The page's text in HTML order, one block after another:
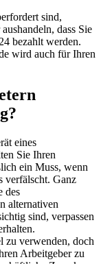
sind,
dass Sie
bezahlt werden.
wird auch für Ihren
eines
Sie Ihren
ein Muss, wenn
verfälscht. Ganz
des
alternativen
sind, verpassen
zu verwenden, doch
Arbeitgeber zu